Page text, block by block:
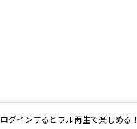
ログインするとフル再生で楽しめる！